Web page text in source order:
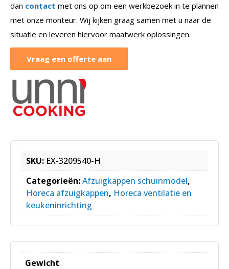
dan contact met ons op om een werkbezoek in te plannen
met onze monteur. Wij kijken graag samen met u naar de
situatie en leveren hiervoor maatwerk oplossingen.
Vraag een offerte aan
SKU: EX-3209540-H
Categorieën:Afzuigkappen schuinmodel,
Horeca afzuigkappen, Horeca ventilatie en
keukeninrichting
Gewicht